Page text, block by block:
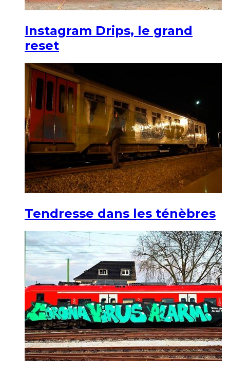
Instagram Drips, le grand
reset
Tendresse dans les ténèbres